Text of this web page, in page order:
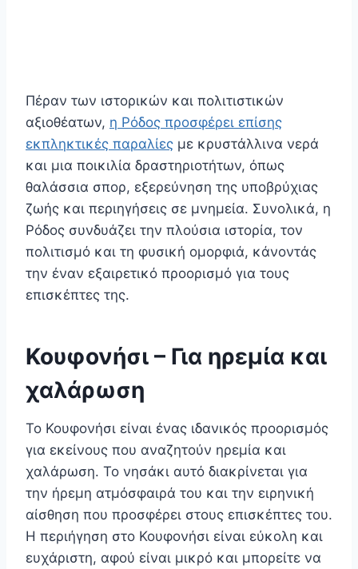
Πέραν των ιστορικών και πολιτιστικών
αξιοθέατων, η Ρόδος προσφέρει επίσης
εκπληκτικές παραλίες με κρυστάλλινα νερά
και μια ποικιλία δραστηριοτήτων, όπως
θαλάσσια σπορ, εξερεύνηση της υποβρύχιας
ζωής και περιηγήσεις σε μνημεία. Συνολικά, η
Ρόδος συνδυάζει την πλούσια ιστορία, τον
πολιτισμό και τη φυσική ομορφιά, κάνοντάς
την έναν εξαιρετικό προορισμό για τους
επισκέπτες της.
Κουφονήσι – Για ηρεμία και
χαλάρωση
Το Κουφονήσι είναι ένας ιδανικός προορισμός
για εκείνους που αναζητούν ηρεμία και
χαλάρωση. Το νησάκι αυτό διακρίνεται για
την ήρεμη ατμόσφαιρά του και την ειρηνική
αίσθηση που προσφέρει στους επισκέπτες του.
Η περιήγηση στο Κουφονήσι είναι εύκολη και
ευχάριστη, αφού είναι μικρό και μπορείτε να